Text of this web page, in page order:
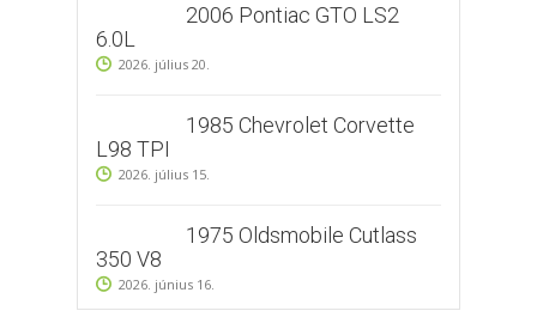
2006 Pontiac GTO LS2
6.0L
2026. július 20.
1985 Chevrolet Corvette
L98 TPI
2026. július 15.
1975 Oldsmobile Cutlass
350 V8
2026. június 16.